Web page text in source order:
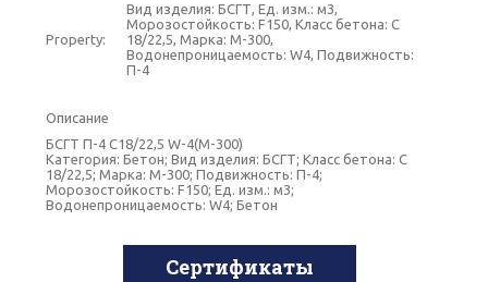
Property:
Вид изделия: БСГТ, Ед. изм.: м3,
Морозостойкость: F150, Класс бетона: C
18/22,5, Марка: М-300,
Водонепроницаемость: W4, Подвижность:
П-4
Описание
БСГТ П-4 С18/22,5 W-4(М-300)
Категория: Бетон; Вид изделия: БСГТ; Класс бетона: C
18/22,5; Марка: М-300; Подвижность: П-4;
Морозостойкость: F150; Ед. изм.: м3;
Водонепроницаемость: W4; Бетон
Сертификаты